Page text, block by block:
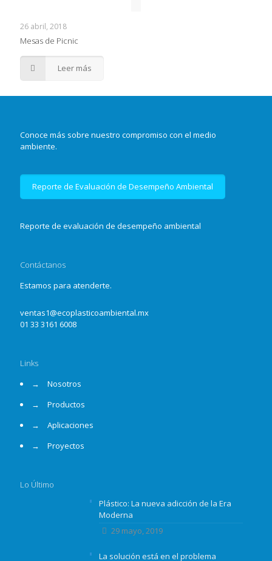
26 abril, 2018
Mesas de Picnic
Leer más
Conoce más sobre nuestro compromiso con el medio
ambiente.
Reporte de Evaluación de Desempeño Ambiental
Reporte de evaluación de desempeño ambiental
Contáctanos
Estamos para atenderte.
ventas1@ecoplasticoambiental.mx
01 33 3161 6008
Links
→
Nosotros
→
Productos
→
Aplicaciones
→
Proyectos
Lo Último
Plástico: La nueva adicción de la Era
Moderna
29 mayo, 2019
La solución está en el problema